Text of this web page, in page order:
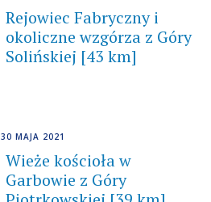
Rejowiec Fabryczny i
okoliczne wzgórza z Góry
Solińskiej [43 km]
30 MAJA 2021
Wieże kościoła w
Garbowie z Góry